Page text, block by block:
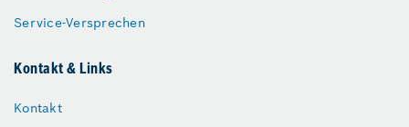
Service-Versprechen
Kontakt & Links
Kontakt